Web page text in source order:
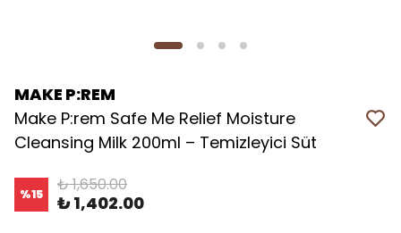
MAKE P:REM
Make P:rem Safe Me Relief Moisture
Cleansing Milk 200ml – Temizleyici Süt
%15 ₺ 1,650.00
₺ 1,402.00